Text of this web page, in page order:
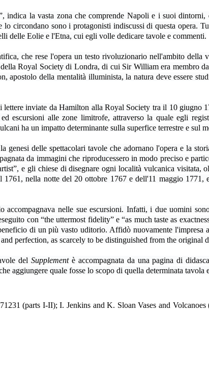
indica la vasta zona che comprende Napoli e i suoi
circondano sono i protagonisti indiscussi di questa opera.
delle Eolie e l'Etna, cui egli volle dedicare tavole e commenti.
che rese l'opera un testo rivoluzionario nell'ambito della
Royal Society di Londra, di cui Sir William era membro
apostolo della mentalità illuminista, la natura deve essere
lettere inviate da Hamilton alla Royal Society tra il 10 giugno
escursioni alle zone limitrofe, attraverso la quale egli
ha un impatto determinante sulla superfice terrestre e sul
genesi delle spettacolari tavole che adornano l'opera e la
da immagini che riproducessero in modo preciso e
e gli chiese di disegnare ogni località vulcanica visitata,
nella notte del 20 ottobre 1767 e dell'11 maggio 1771,
accompagnava nelle sue escursioni. Infatti, i due uomini
con “the uttermost fidelity” e “as much taste as
di un più vasto uditorio. Affidò nuovamente l'impresa
perfection, as scarcely to be distinguished from the original
delSupplementè accompagnata da una pagina di
aggiungere quale fosse lo scopo di quella determinata tavola
(parts I-II); I. Jenkins and K. Sloan Vases and